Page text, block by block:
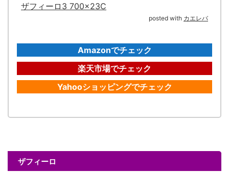
ザフィーロ3 700×23C
posted with カエレバ
Amazonでチェック
楽天市場でチェック
Yahooショッピングでチェック
ザフィーロ